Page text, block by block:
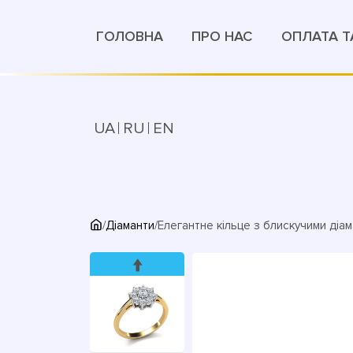
ГОЛОВНА ПРО НАС ОПЛАТА
UA RU EN
/Діаманти/Елегантне кільце з блискучими
↑